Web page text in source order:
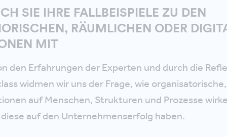
SIE IHRE FALLBEISPIELE ZU DEN
RÄUMLICHEN ODER
MIT
den Erfahrungen der Experten und durch die
widmen wir uns der Frage, wie
auf Menschen, Strukturen und Prozesse
auf den Unternehmenserfolg haben.